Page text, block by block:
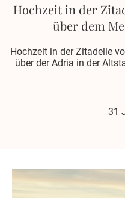
Hochzeit in der
über dem
Hochzeit in der Zitadelle
über der Adria in der
31